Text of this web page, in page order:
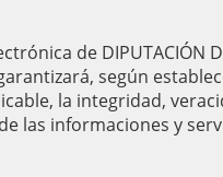
de DIPUTACIÓN
según
la integridad,
las informaciones y